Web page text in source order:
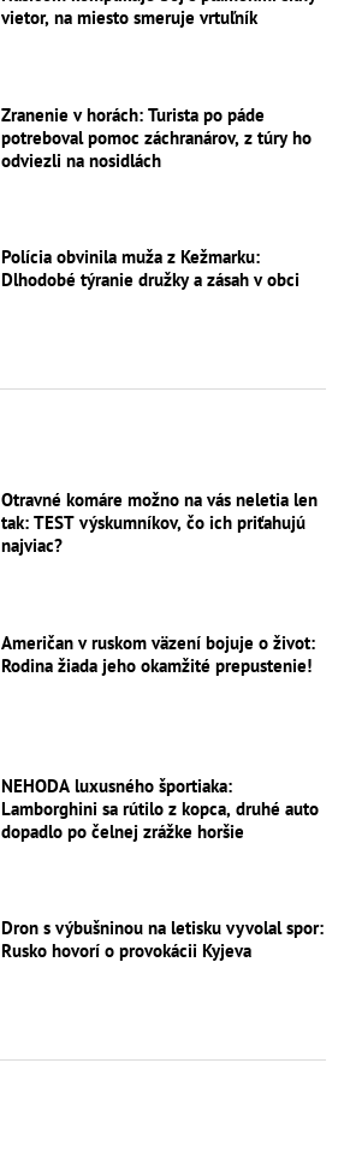
vietor, na miesto smeruje vrtuľník
Zranenie v horách: Turista po páde
potreboval pomoc záchranárov, z túry ho
odviezli na nosidlách
Polícia obvinila muža z Kežmarku:
Dlhodobé týranie družky a zásah v obci
Otravné komáre možno na vás neletia len
tak: TEST výskumníkov, čo ich priťahujú
najviac?
Američan v ruskom väzení bojuje o život:
Rodina žiada jeho okamžité prepustenie!
NEHODA luxusného športiaka:
Lamborghini sa rútilo z kopca, druhé auto
dopadlo po čelnej zrážke horšie
Dron s výbušninou na letisku vyvolal spor:
Rusko hovorí o provokácii Kyjeva